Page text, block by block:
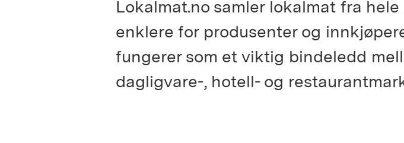
Lokalmat.no samler lokalmat fra
enklere for produsenter og
fungerer som et viktig bindeledd
dagligvare-, hotell- og